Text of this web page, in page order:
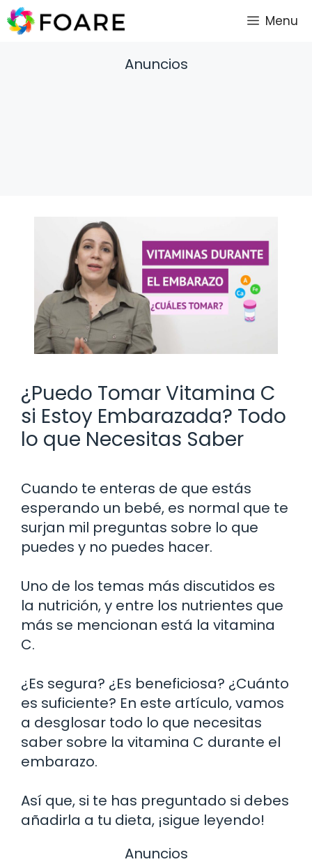
Saltar
al
Menu
Anuncios
¿Puedo Tomar Vitamina C
si Estoy Embarazada? Todo
lo que Necesitas Saber
Cuando te enteras de que estás
esperando un bebé, es normal que te
surjan mil preguntas sobre lo que
puedes y no puedes hacer.
Uno de los temas más discutidos es
la nutrición, y entre los nutrientes que
más se mencionan está la vitamina
C.
¿Es segura? ¿Es beneficiosa? ¿Cuánto
es suficiente? En este artículo, vamos
a desglosar todo lo que necesitas
saber sobre la vitamina C durante el
embarazo.
Así que, si te has preguntado si debes
añadirla a tu dieta, ¡sigue leyendo!
Anuncios